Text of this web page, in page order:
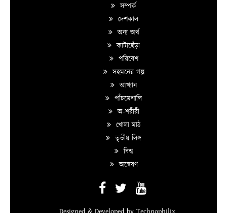
সম্পর্ক
দেশকাল
অন্য অর্থ
কাটাছেঁড়া
পরিবেশ
সহমনের গল্প
আখ্যান
পাঁচমেশালি
অ-শরীরী
খোলা মাঠ
তৃতীয় লিঙ্গ
বিশ্ব
অন্বেষণ